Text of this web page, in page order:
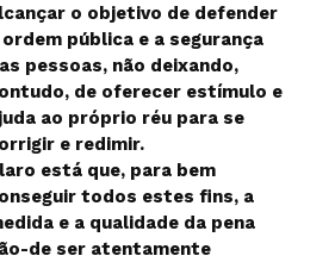
o objetivo de defender
ordem pública e a segurança
pessoas, não deixando,
de oferecer estímulo e
ao próprio réu para se
e redimir.
está que, para bem
todos estes fins, a
e a qualidade da pena
de ser atentamente